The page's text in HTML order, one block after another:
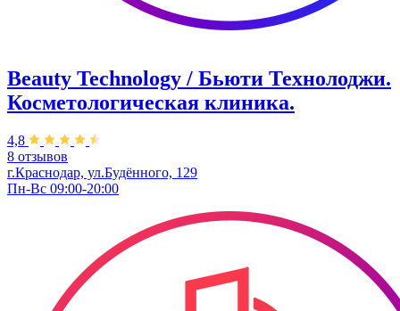
Beauty Technology / Бьюти Технолоджи.
Косметологическая клиника.
4,8
8 отзывов
г.Краснодар, ул.Будённого, 129
Пн-Вс 09:00-20:00